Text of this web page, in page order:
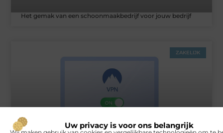
Uw privacy is voor ons belangrijk
Het gemak van een schoonmaakbedrijf voor jouw bedrijf
ZAKELIJK